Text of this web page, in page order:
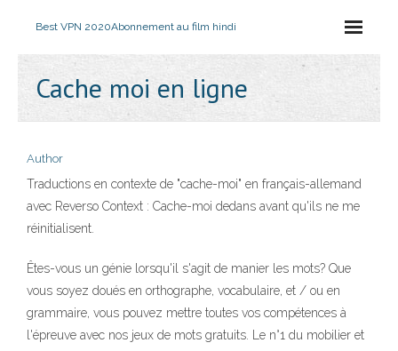
Best VPN 2020Abonnement au film hindi
Cache moi en ligne
Author
Traductions en contexte de "cache-moi" en français-allemand
avec Reverso Context : Cache-moi dedans avant qu'ils ne me
réinitialisent.
Êtes-vous un génie lorsqu'il s'agit de manier les mots? Que
vous soyez doués en orthographe, vocabulaire, et / ou en
grammaire, vous pouvez mettre toutes vos compétences à
l'épreuve avec nos jeux de mots gratuits. Le n°1 du mobilier et